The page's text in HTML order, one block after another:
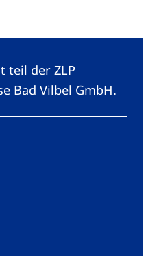
teil der ZLP
Bad Vilbel GmbH.